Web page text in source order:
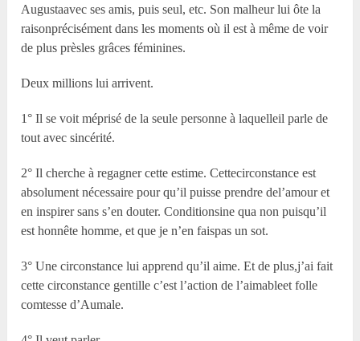
Augustaavec ses amis, puis seul, etc. Son malheur lui ôte la
raisonprécisément dans les moments où il est à même de voir
de plus prèsles grâces féminines.
Deux millions lui arrivent.
1° Il se voit méprisé de la seule personne à laquelleil parle de
tout avec sincérité.
2° Il cherche à regagner cette estime. Cettecirconstance est
absolument nécessaire pour qu’il puisse prendre del’amour et
en inspirer sans s’en douter. Conditionsine qua non puisqu’il
est honnête homme, et que je n’en faispas un sot.
3° Une circonstance lui apprend qu’il aime. Et de plus,j’ai fait
cette circonstance gentille c’est l’action de l’aimableet folle
comtesse d’Aumale.